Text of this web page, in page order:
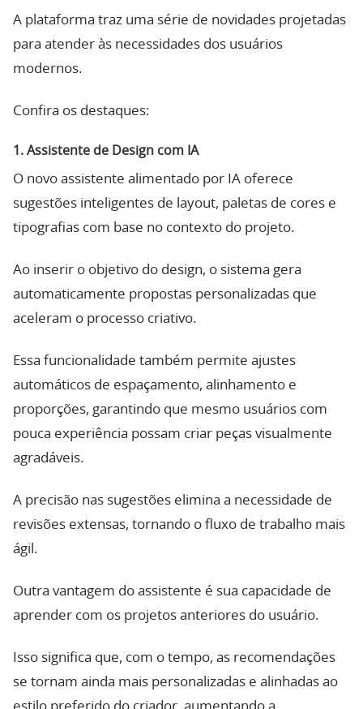
A plataforma traz uma série de novidades projetadas
para atender às necessidades dos usuários
modernos.
Confira os destaques:
1. Assistente de Design com IA
O novo assistente alimentado por IA oferece
sugestões inteligentes de layout, paletas de cores e
tipografias com base no contexto do projeto.
Ao inserir o objetivo do design, o sistema gera
automaticamente propostas personalizadas que
aceleram o processo criativo.
Essa funcionalidade também permite ajustes
automáticos de espaçamento, alinhamento e
proporções, garantindo que mesmo usuários com
pouca experiência possam criar peças visualmente
agradáveis.
A precisão nas sugestões elimina a necessidade de
revisões extensas, tornando o fluxo de trabalho mais
ágil.
Outra vantagem do assistente é sua capacidade de
aprender com os projetos anteriores do usuário.
Isso significa que, com o tempo, as recomendações
se tornam ainda mais personalizadas e alinhadas ao
estilo preferido do criador, aumentando a